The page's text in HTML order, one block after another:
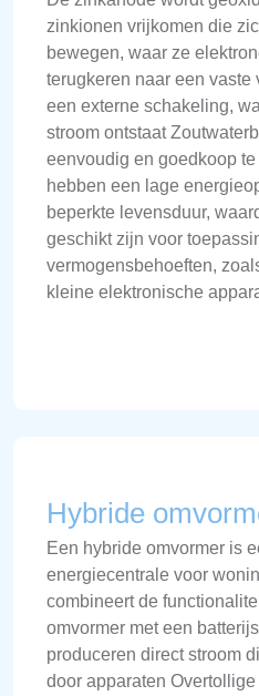
zinkionen vrijkomen die
bewegen, waar ze
terugkeren naar een vaste
een externe schakeling,
stroom ontstaat
eenvoudig en goedkoop
hebben een lage
beperkte levensduur,
geschikt zijn voor
vermogensbehoeften,
kleine elektronische
Hybride
Een hybride omvormer is
energiecentrale voor
combineert de
omvormer met een
produceren direct stroom
door apparaten